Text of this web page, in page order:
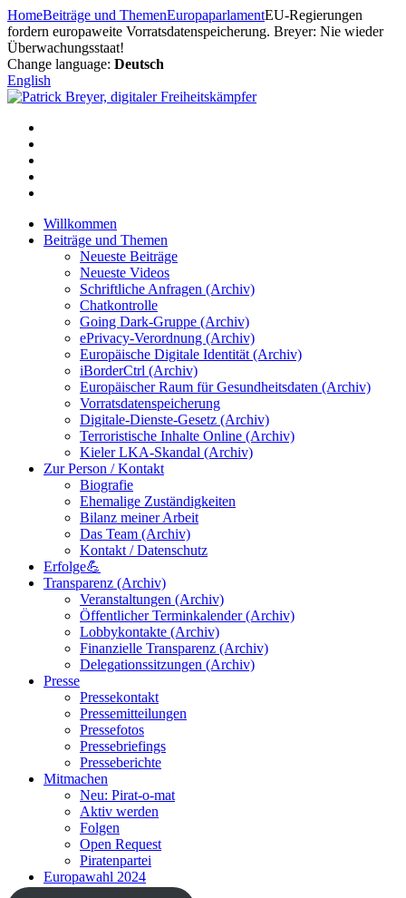
Zum
Inhalt
springen
HomeBeiträge und ThemenEuropaparlamentEU-Regierungen
fordern europaweite Vorratsdatenspeicherung. Breyer: Nie wieder
Überwachungsstaat!
Change language: Deutsch
English
Willkommen
Beiträge und Themen
Neueste Beiträge
Neueste Videos
Schriftliche Anfragen (Archiv)
Chatkontrolle
Going Dark-Gruppe (Archiv)
ePrivacy-Verordnung (Archiv)
Europäische Digitale Identität (Archiv)
iBorderCtrl (Archiv)
Europäischer Raum für Gesundheitsdaten (Archiv)
Vorratsdatenspeicherung
Digitale-Dienste-Gesetz (Archiv)
Terroristische Inhalte Online (Archiv)
Kieler LKA-Skandal (Archiv)
Zur Person / Kontakt
Biografie
Ehemalige Zuständigkeiten
Bilanz meiner Arbeit
Das Team (Archiv)
Kontakt / Datenschutz
Erfolge💪
Transparenz (Archiv)
Veranstaltungen (Archiv)
Öffentlicher Terminkalender (Archiv)
Lobbykontakte (Archiv)
Finanzielle Transparenz (Archiv)
Delegationssitzungen (Archiv)
Presse
Pressekontakt
Pressemitteilungen
Pressefotos
Pressebriefings
Presseberichte
Mitmachen
Neu: Pirat-o-mat
Aktiv werden
Folgen
Open Request
Piratenpartei
Europawahl 2024